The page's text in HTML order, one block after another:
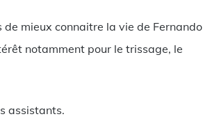
mieux connaitre la vie de Fernando
notamment pour le trissage, le
assistants.